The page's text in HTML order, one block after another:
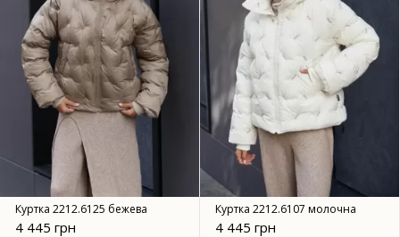
Куртка 2212.6125 бежева
4 445 грн
Куртка 2212.6107 молочна
4 445 грн